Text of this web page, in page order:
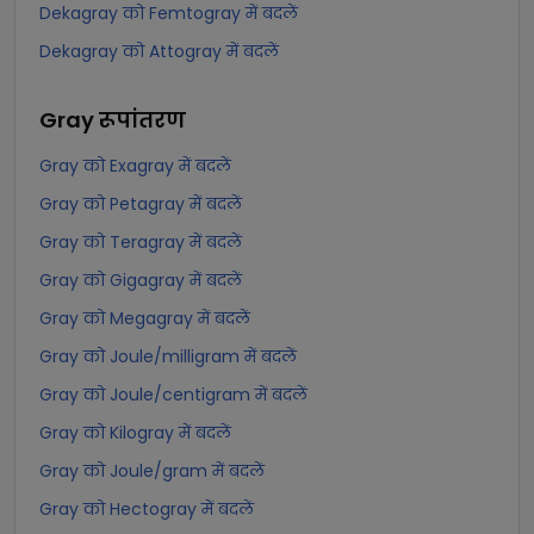
Dekagray को Femtogray में बदलें
Dekagray को Attogray में बदलें
Grayरूपांतरण
Gray को Exagray में बदलें
Gray को Petagray में बदलें
Gray को Teragray में बदलें
Gray को Gigagray में बदलें
Gray को Megagray में बदलें
Gray को Joule/milligram में बदलें
Gray को Joule/centigram में बदलें
Gray को Kilogray में बदलें
Gray को Joule/gram में बदलें
Gray को Hectogray में बदलें